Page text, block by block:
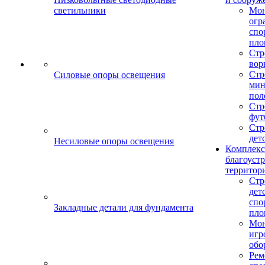
светильники
Силовые опоры освещения
Несиловые опоры освещения
Закладные детали для фундамента